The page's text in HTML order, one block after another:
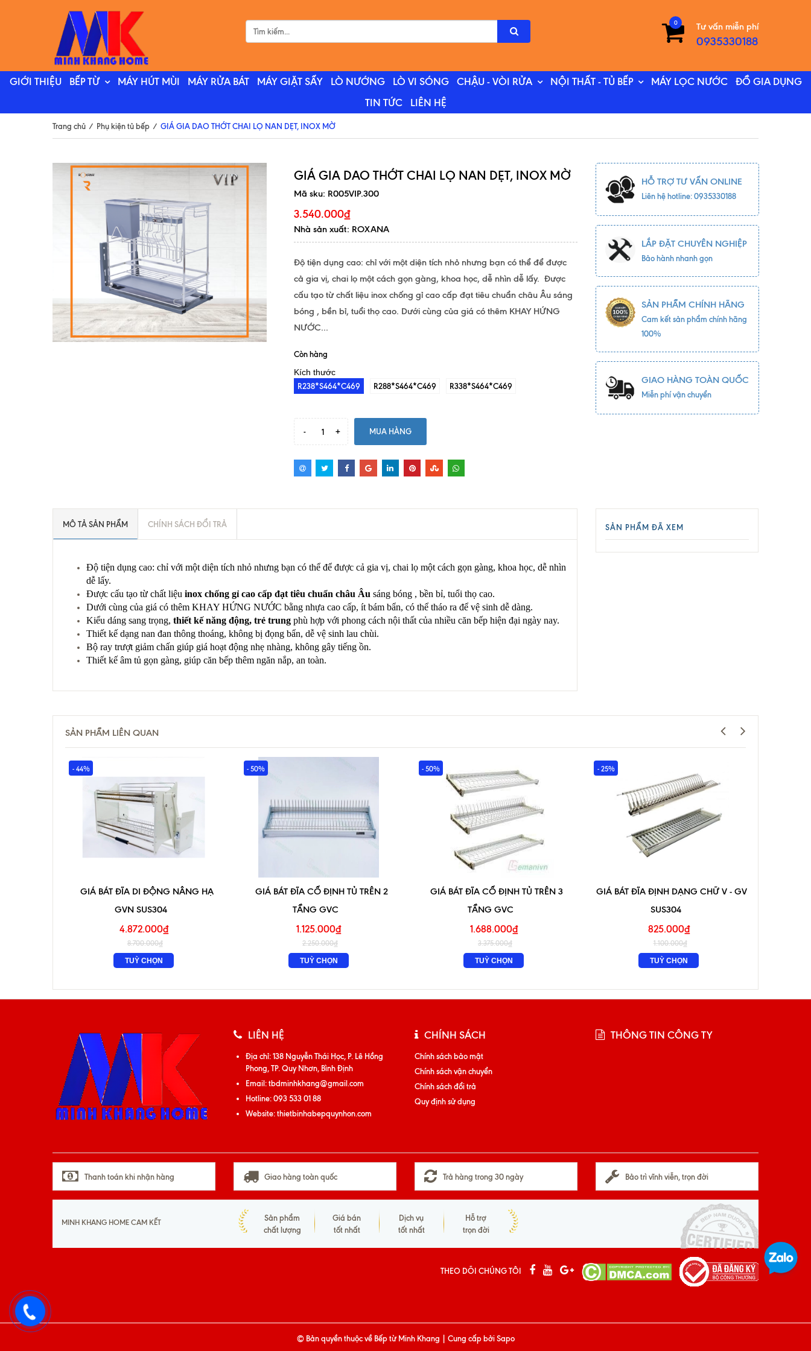
Tư vấn miễn phí
0935330188
0
GIỚI THIỆU BẾP TỪ MÁY HÚT MÙI MÁY RỬA BÁT MÁY GIẶT SẤY LÒ NƯỚNG LÒ VI SÓNG CHẬU - VÒI RỬA NỘI THẤT - TỦ BẾP MÁY LỌC NƯỚC
ĐỒ GIA DỤNG
TIN TỨC
LIÊN HỆ
Trang chủ / Phụ kiện tủ bếp / GIÁ GIA DAO THỚT CHAI LỌ NAN DẸT, INOX MỜ
GIÁ GIA DAO THỚT CHAI LỌ NAN DẸT, INOX MỜ
Mã sku: R005VIP.300
3.540.000₫
Nhà sản xuất: ROXANA
Độ tiện dụng cao: chỉ với một diện tích nhỏ nhưng bạn có thể để được
cả gia vị, chai lọ một cách gọn gàng, khoa học, dễ nhìn dễ lấy. Được
cấu tạo từ chất liệu inox chống gỉ cao cấp đạt tiêu chuẩn châu Âu sáng
bóng , bền bỉ, tuổi thọ cao. Dưới cùng của giá có thêm KHAY HỨNG
NƯỚC...
Còn hàng
Kích thước
R238*S464*C469
R288*S464*C469 R338*S464*C469
- + MUA HÀNG
HỖ TRỢ TƯ VẤN ONLINE
Liên hệ hotline: 0935330188
LẮP ĐẶT CHUYÊN NGHIỆP
Bảo hành nhanh gọn
SẢN PHẨM CHÍNH HÃNG
Cam kết sản phẩm chính hãng
100%
GIAO HÀNG TOÀN QUỐC
Miễn phí vận chuyển
MÔ TẢ SẢN PHẨM CHÍNH SÁCH ĐỔI TRẢ
Độ tiện dụng cao: chỉ với một diện tích nhỏ nhưng bạn có thể để được cả gia vị, chai lọ một cách gọn gàng, khoa học, dễ nhìn
dễ lấy.
Được cấu tạo từ chất liệu inox chống gỉ cao cấp đạt tiêu chuẩn châu Âu sáng bóng , bền bỉ, tuổi thọ cao.
Dưới cùng của giá có thêm KHAY HỨNG NƯỚC bằng nhựa cao cấp, ít bám bẩn, có thể tháo ra để vệ sinh dễ dàng.
Kiểu dáng sang trọng, thiết kế năng động, trẻ trung phù hợp với phong cách nội thất của nhiều căn bếp hiện đại ngày nay.
Thiết kế dạng nan đan thông thoáng, không bị đọng bẩn, dễ vệ sinh lau chùi.
Bộ ray trượt giảm chấn giúp giá hoạt động nhẹ nhàng, không gây tiếng ồn.
Thiết kế âm tủ gọn gàng, giúp căn bếp thêm ngăn nắp, an toàn.
SẢN PHẨM ĐÃ XEM
SẢN PHẨM LIÊN QUAN
- 44%
GIÁ BÁT ĐĨA DI ĐỘNG NÂNG HẠ
GVN SUS304
4.872.000₫
8.700.000₫
TUỲ CHỌN
- 50%
GIÁ BÁT ĐĨA CỐ ĐỊNH TỦ TRÊN 2
TẦNG GVC
1.125.000₫
2.250.000₫
TUỲ CHỌN
- 50%
GIÁ BÁT ĐĨA CỐ ĐỊNH TỦ TRÊN 3
TẦNG GVC
1.688.000₫
3.375.000₫
TUỲ CHỌN
- 25%
GIÁ BÁT ĐĨA ĐỊNH DẠNG CHỮ V - GV
SUS304
825.000₫
1.100.000₫
TUỲ CHỌN
LIÊN HỆ
Địa chỉ:138 Nguyễn Thái Học, P. Lê Hồng
Phong, TP. Quy Nhơn, Bình Định
Email:tbdminhkhang@gmail.com
Hotline:093 533 01 88
Website:thietbinhabepquynhon.com
CHÍNH SÁCH
Chính sách bảo mật
Chính sách vận chuyển
Chính sách đổi trả
Quy định sử dụng
THÔNG TIN CÔNG TY
Thanh toán khi nhận hàng Giao hàng toàn quốc Trả hàng trong 30 ngày Bảo trì vĩnh viễn, trọn đời
MINH KHANG HOME CAM KẾT
Sản phẩm
chất lượng
Giá bán
tốt nhất
Dịch vụ
tốt nhất
Hỗ trợ
trọn đời
THEO DÕI CHÚNG TÔI
© Bản quyền thuộc về Bếp từ Minh Khang Cung cấp bởiSapo
093
533